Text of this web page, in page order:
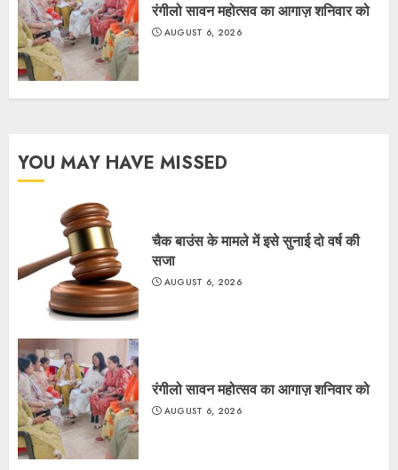
रंगीलो सावन महोत्सव का आगाज़ शनिवार को
AUGUST 6, 2026
YOU MAY HAVE MISSED
चैक बाउंस के मामले में इसे सुनाई दो वर्ष की
सजा
AUGUST 6, 2026
रंगीलो सावन महोत्सव का आगाज़ शनिवार को
AUGUST 6, 2026